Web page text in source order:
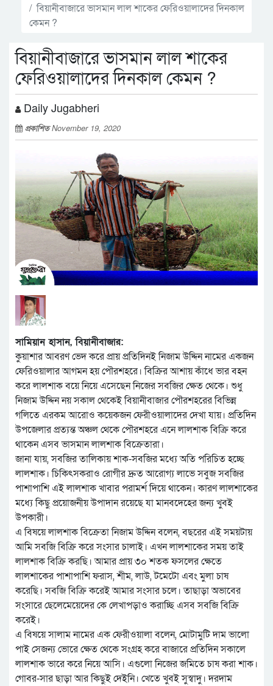
বিয়ানীবাজারে ভাসমান লাল শাকের ফেরিওয়ালাদের দিনকাল
কেমন ?
বিয়ানীবাজারে ভাসমান লাল শাকের
ফেরিওয়ালাদের দিনকাল কেমন ?
Daily Jugabheri
প্রকাশিতNovember 19, 2020
সামিয়ান হাসান, বিয়ানীবাজার:
কুয়াশার আবরণ ভেদ করে প্রায় প্রতিদিনই নিজাম উদ্দিন নামের একজন
ফেরিওয়ালার আগমন হয় পৌরশহরে। বিক্রির আশায় কাঁধে ভার বহন
করে লালশাক বয়ে নিয়ে এসেছেন নিজের সবজির ক্ষেত থেকে। শুধু
নিজাম উদ্দিন নয় সকাল থেকেই বিয়ানীবাজার পৌরশহরের বিভিন্ন
গলিতে এরকম আরোও কয়েকজন ফেরীওয়ালাদের দেখা যায়। প্রতিদিন
উপজেলার প্রত্যন্ত অঞ্চল থেকে পৌরশহরে এনে লালশাক বিক্রি করে
থাকেন এসব ভাসমান লালশাক বিক্রেতারা।
জানা যায়, সবজির তালিকায় শাক-সবজির মধ্যে অতি পরিচিত হচ্ছে
লালশাক। চিকিৎসকরাও রোগীর দ্রুত আরোগ্য লাভে সবুজ সবজির
পাশাপাশি এই লালশাক খাবার পরামর্শ দিয়ে থাকেন। কারণ লালশাকের
মধ্যে কিছু প্রয়োজনীয় উপাদান রয়েছে যা মানবদেহের জন্য খুবই
উপকারী।
এ বিষয়ে লালশাক বিক্রেতা নিজাম উদ্দিন বলেন, বছরের এই সময়টায়
আমি সবজি বিক্রি করে সংসার চালাই। এখন লালশাকের সময় তাই
লালশাক বিক্রি করছি। আমার প্রায় ৩০ শতক ফসলের ক্ষেতে
লালশাকের পাশাপাশি ফরাস, শীম, লাউ, টমেটো এবং মুলা চাষ
করেছি। সবজি বিক্রি করেই আমার সংসার চলে। তাছাড়া অভাবের
সংসারে ছেলেমেয়েদের কে লেখাপড়াও করাচ্ছি এসব সবজি বিক্রি
করেই।
এ বিষয়ে সালাম নামের এক ফেরীওয়ালা বলেন, মোটামুটি দাম ভালো
পাই সেজন্য ভোরে ক্ষেত থেকে সংগ্রহ করে বাজারে প্রতিদিন সকালে
লালশাক ভারে করে নিয়ে আসি। এগুলো নিজের জমিতে চাষ করা শাক।
গোবর-সার ছাড়া আর কিছুই দেইনি। খেতে খুবই সুস্বাদু। দরদাম